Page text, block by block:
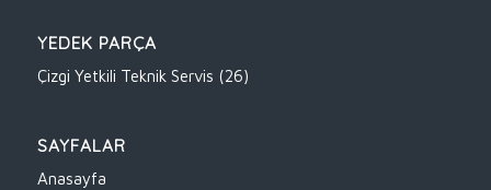
YEDEK PARÇA
Çizgi Yetkili Teknik Servis (26)
SAYFALAR
Anasayfa